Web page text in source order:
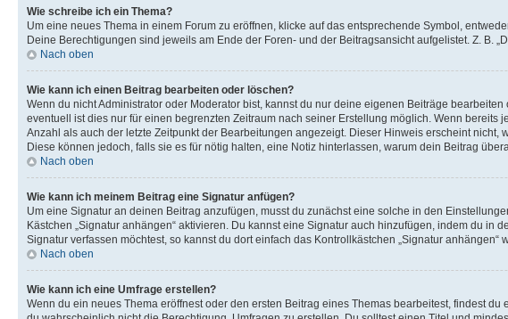
Wie schreibe ich ein Thema?
Um eine neues Thema in einem Forum zu eröffnen, klicke auf das entsprechende Symbol,
Deine Berechtigungen sind jeweils am Ende der Foren- und der Beitragsansicht aufgelistet. Z. B.
Nach oben
Wie kann ich einen Beitrag bearbeiten oder löschen?
Wenn du nicht Administrator oder Moderator bist, kannst du nur deine eigenen Beiträge
eventuell ist dies nur für einen begrenzten Zeitraum nach seiner Erstellung möglich. Wenn
Anzahl als auch der letzte Zeitpunkt der Bearbeitungen angezeigt. Dieser Hinweis erscheint
Diese können jedoch, falls sie es für nötig halten, eine Notiz hinterlassen, warum dein Beitrag
Nach oben
Wie kann ich meinem Beitrag eine Signatur anfügen?
Um eine Signatur an deinen Beitrag anzufügen, musst du zunächst eine solche in den
Kästchen „Signatur anhängen“ aktivieren. Du kannst eine Signatur auch hinzufügen, indem du
Signatur verfassen möchtest, so kannst du dort einfach das Kontrollkästchen „Signatur anhängen“
Nach oben
Wie kann ich eine Umfrage erstellen?
Wenn du ein neues Thema eröffnest oder den ersten Beitrag eines Themas bearbeitest, findest